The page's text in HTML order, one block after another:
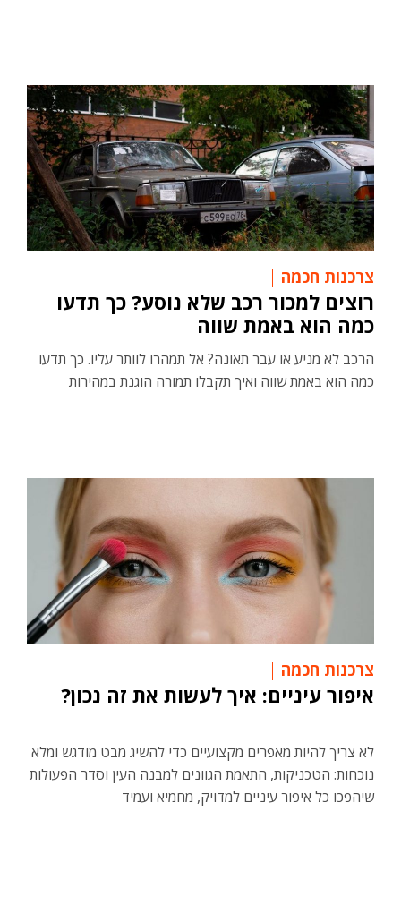
צרכנות חכמה
רוצים למכור רכב שלא נוסע? כך תדעו
כמה הוא באמת שווה
הרכב לא מניע או עבר תאונה? אל תמהרו לוותר עליו. כך תדעו
כמה הוא באמת שווה ואיך תקבלו תמורה הוגנת במהירות
צרכנות חכמה
איפור עיניים: איך לעשות את זה נכון?
לא צריך להיות מאפרים מקצועיים כדי להשיג מבט מודגש ומלא
נוכחות: הטכניקות, התאמת הגוונים למבנה העין וסדר הפעולות
שיהפכו כל איפור עיניים למדויק, מחמיא ועמיד